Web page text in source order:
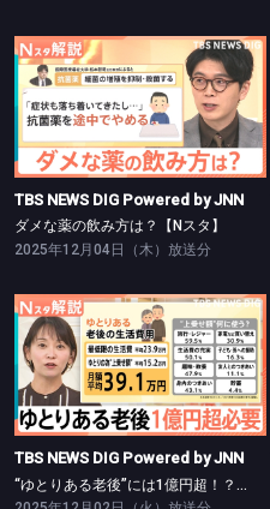
TBS NEWS DIG Powered by JNN
ダメな薬の飲み方は？【Nスタ】
TBS NEWS DIG Powered by JNN
ダメな薬の飲み方は？【Nスタ】
2025年12月04日（木）放送分
TBS NEWS DIG Powered by JNN
“ゆとりある老後”には1億円超！？【Nスタ】
TBS NEWS DIG Powered by JNN
“ゆとりある老後”には1億円超！？【Nスタ】